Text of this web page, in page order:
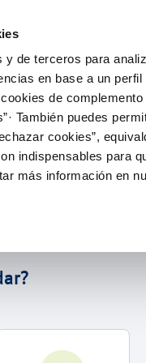
y de terceros para
en base a un
de
También puedes
cookies”,
indispensables para
más información en
Cambio de titular
de suministro
Tu Servicio
AL CLIENTE
contacto
interés
y afectaciones
Tu
del agua
DE GESTIÓN Y